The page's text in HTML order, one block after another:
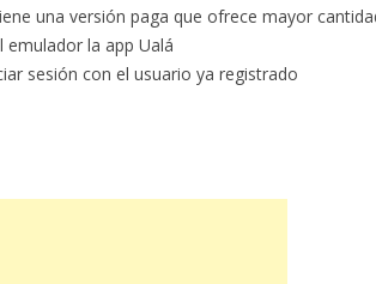
una versión paga que ofrece mayor
emulador la app Ualá
sesión con el usuario ya registrado